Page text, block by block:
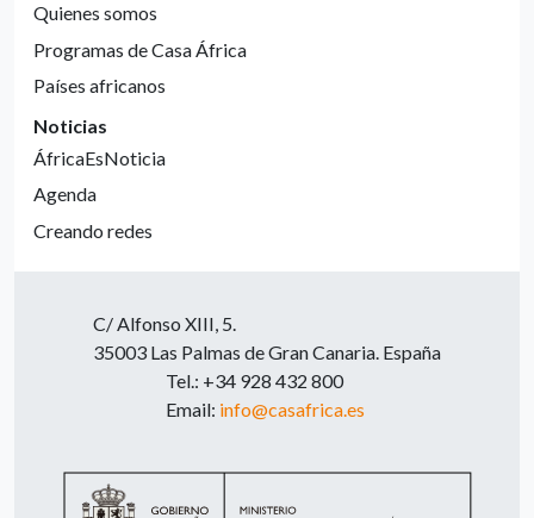
Quienes somos
Programas de Casa África
Países africanos
Noticias
ÁfricaEsNoticia
Agenda
Creando redes
C/ Alfonso XIII, 5.
35003 Las Palmas de Gran Canaria. España
Tel.: +34 928 432 800
Email: info@casafrica.es